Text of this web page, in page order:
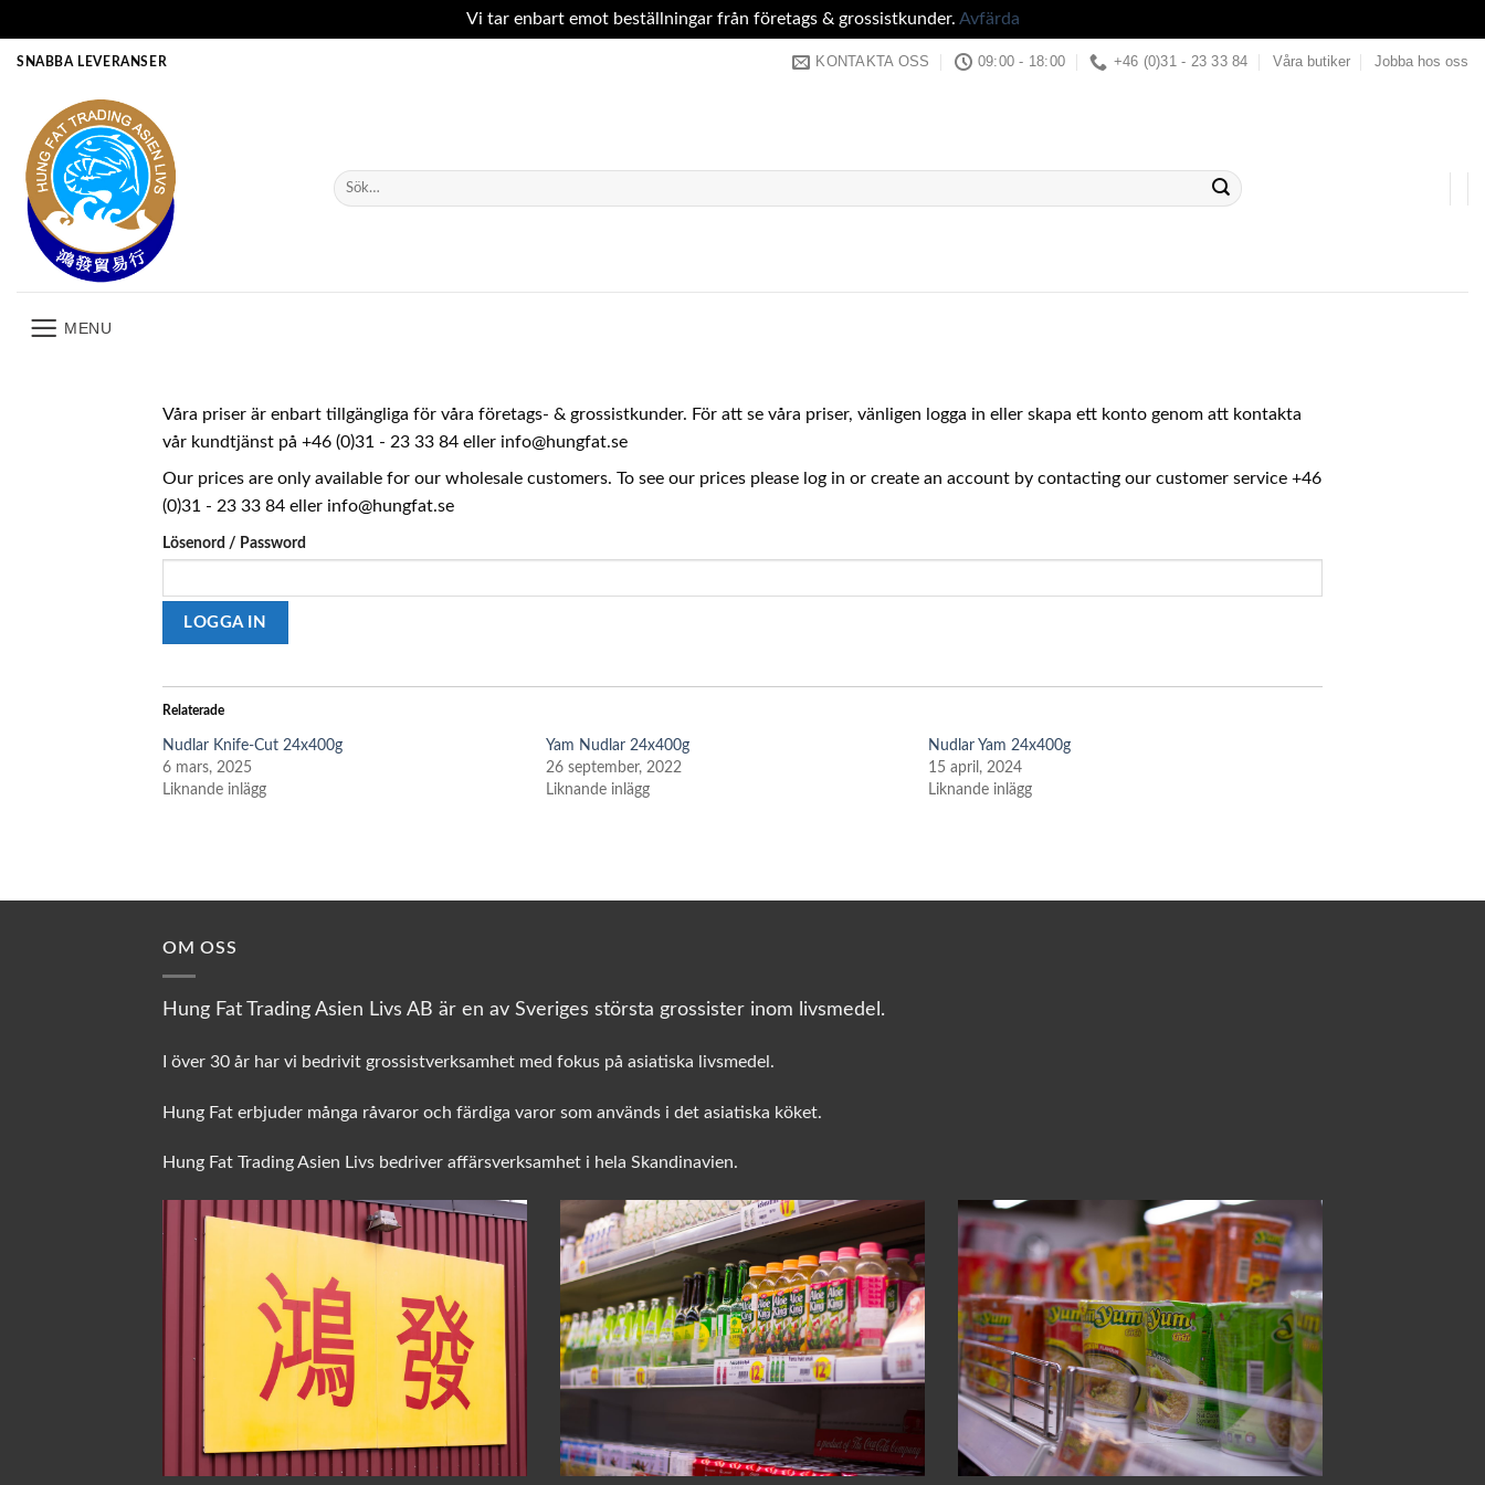
Vi tar enbart emot beställningar från företags & grossistkunder. Avfärda
SNABBA LEVERANSER KONTAKTA OSS 09:00 - 18:00 +46 (0)31 - 23 33 84 Våra butiker Jobba hos oss
Sök
efter:
MENU
Våra priser är enbart tillgängliga för våra företags- & grossistkunder. För att se våra priser, vänligen logga in eller skapa ett konto genom att kontakta
vår kundtjänst på +46 (0)31 - 23 33 84 eller info@hungfat.se
Our prices are only available for our wholesale customers. To see our prices please log in or create an account by contacting our customer service +46
(0)31 - 23 33 84 eller info@hungfat.se
Lösenord / Password
Relaterade
Nudlar Knife-Cut 24x400g
6 mars, 2025
Liknande inlägg
Yam Nudlar 24x400g
26 september, 2022
Liknande inlägg
Nudlar Yam 24x400g
15 april, 2024
Liknande inlägg
OM OSS
Hung Fat Trading Asien Livs AB är en av Sveriges största grossister inom livsmedel.
I över 30 år har vi bedrivit grossistverksamhet med fokus på asiatiska livsmedel.
Hung Fat erbjuder många råvaror och färdiga varor som används i det asiatiska köket.
Hung Fat Trading Asien Livs bedriver affärsverksamhet i hela Skandinavien.